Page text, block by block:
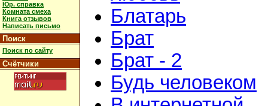
Юр. справка
Комната смеха
Книга отзывов
Написать письмо
Поиск
Поиск по сайту
Счётчики
Блатарь
Брат
Брат - 2
Будь человеком